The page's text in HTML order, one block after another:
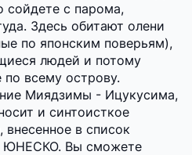
сойдете с парома,
Здесь обитают олени
по японским поверьям),
людей и потому
всему острову.
Миядзимы - Ицукусима,
и синтоисткое
в список
ЮНЕСКО. Вы сможете